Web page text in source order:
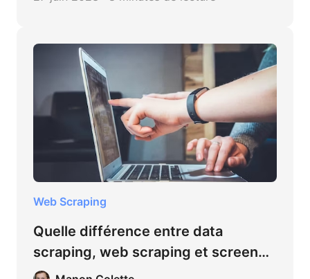
Web Scraping
Quelle différence entre data
scraping, web scraping et screen
scraping ?